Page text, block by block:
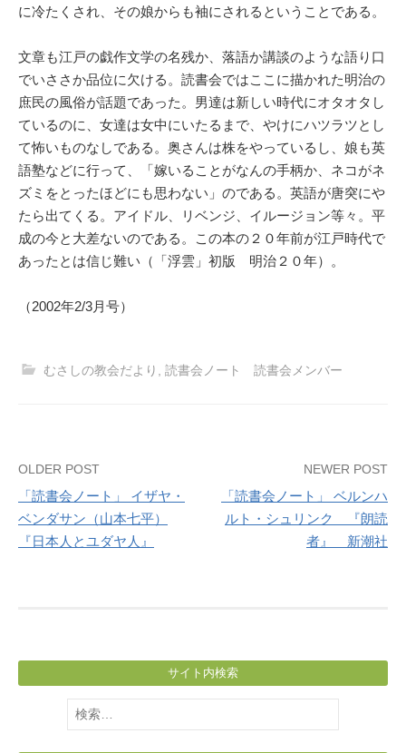
に冷たくされ、その娘からも袖にされるということである。
文章も江戸の戯作文学の名残か、落語か講談のような語り口
でいささか品位に欠ける。読書会ではここに描かれた明治の
庶民の風俗が話題であった。男達は新しい時代にオタオタし
ているのに、女達は女中にいたるまで、やけにハツラツとし
て怖いものなしである。奥さんは株をやっているし、娘も英
語塾などに行って、「嫁いることがなんの手柄か、ネコがネ
ズミをとったほどにも思わない」のである。英語が唐突にや
たら出てくる。アイドル、リベンジ、イルージョン等々。平
成の今と大差ないのである。この本の２０年前が江戸時代で
あったとは信じ難い（「浮雲」初版 明治２０年）。
（2002年2/3月号）
むさしの教会だより 読書会ノート 読書会メンバー
Post
navigation
OLDER POST
「読書会ノート」 イザヤ・
ベンダサン（山本七平）
『日本人とユダヤ人』
NEWER POST
「読書会ノート」 ベルンハ
ルト・シュリンク 『朗読
者』 新潮社
サイト内検索
検
索: